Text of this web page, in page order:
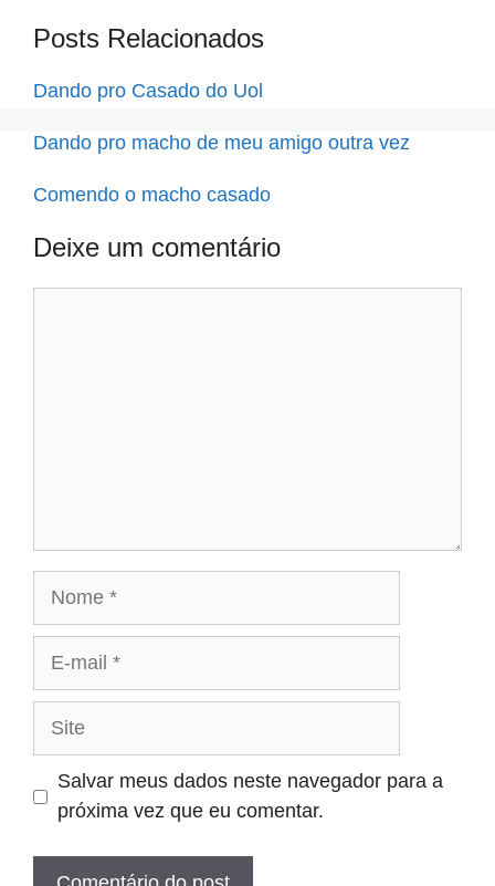
Posts Relacionados
Dando pro Casado do Uol
Dando pro macho de meu amigo outra vez
Comendo o macho casado
Deixe um comentário
Site
Salvar meus dados neste navegador para a
próxima vez que eu comentar.